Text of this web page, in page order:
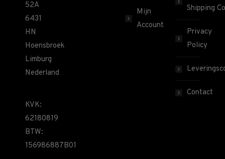
52A
6431
HN
Hoensbroek
Limburg
Nederland
KVK:
62180819
BTW:
156986887B01
Mijn
Account
Shipping
Privacy
Policy
Contact